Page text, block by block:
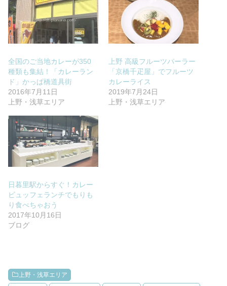
全国のご当地カレーが350
種類も集結！「カレーラン
ド」かっぱ橋道具街
2016年7月11日
上野・浅草エリア
上野 高級フルーツパーラー
「京橋千疋屋」でフルーツ
カレーライス
2019年7月24日
上野・浅草エリア
日暮里駅からすぐ！カレー
ビュッフェランチでもりも
り食べちゃおう
2017年10月16日
ブログ
上野・浅草エリア